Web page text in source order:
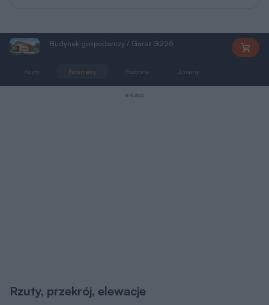
Budynek gospodarczy / Garaż G226
Rzuty Parametry Podobne Zmiany
REKLAMA
Rzuty, przekrój, elewacje